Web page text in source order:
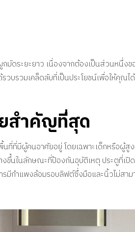
ดระยะยาว เนื่องจากต้องเป็นส่วนหนึ่ง
วบรวมเคล็ดลับที่เป็นประโยชน์เพื่อให้คุ
สำคัญที่สุด
นที่ที่มีผู้คนอาศัยอยู่ โดยเฉพาะเด็กหรือผู้
ขึ้นในลักษณะที่ป้องกันอุบัติเหตุ ประตูที่เ
กำแพงล้อมรอบลิฟต์ซึ่งมือและนิ้วไม่สาม